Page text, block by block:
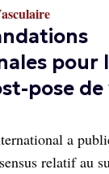
pour
pose de
a
relatif au